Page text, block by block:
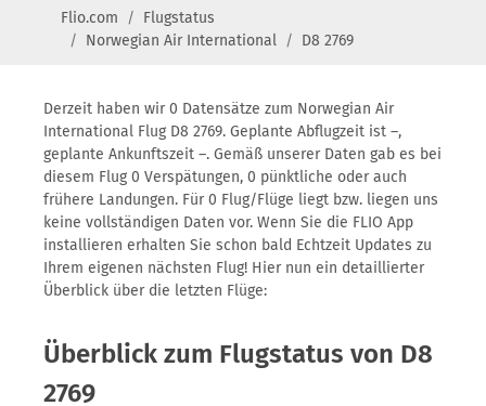
Flio.com
Flugstatus
Norwegian Air International
D8 2769
Derzeit haben wir 0 Datensätze zum Norwegian Air
International Flug D8 2769. Geplante Abflugzeit ist –,
geplante Ankunftszeit –. Gemäß unserer Daten gab es bei
diesem Flug 0 Verspätungen, 0 pünktliche oder auch
frühere Landungen. Für 0 Flug/Flüge liegt bzw. liegen uns
keine vollständigen Daten vor. Wenn Sie die FLIO App
installieren erhalten Sie schon bald Echtzeit Updates zu
Ihrem eigenen nächsten Flug! Hier nun ein detaillierter
Überblick über die letzten Flüge:
Überblick zum Flugstatus von D8
2769